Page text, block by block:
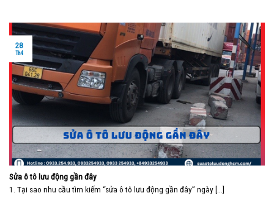
Sửa ô tô lưu động gần đây
1. Tại sao nhu cầu tìm kiếm “sửa ô tô lưu động gần đây” ngày [...]
28
Th4